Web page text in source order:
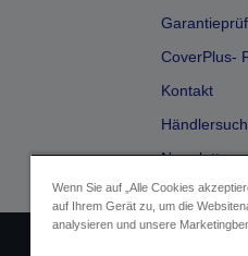
CoverPlus-
Kontakt
Newsletter
Wenn Sie auf „Alle Cookies
auf Ihrem Gerät zu, um die
analysieren und unsere